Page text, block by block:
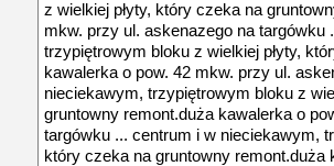
z wielkiej płyty, który czeka na
mkw. przy ul. askenazego na targówku
trzypiętrowym bloku z wielkiej płyty,
kawalerka o pow. 42 mkw. przy ul.
nieciekawym, trzypiętrowym bloku z
gruntowny remont.duża kawalerka o
targówku ... centrum i w nieciekawym,
który czeka na gruntowny remont.duża